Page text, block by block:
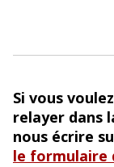
Si vous
relayer dans
nous écrire
le formulaire